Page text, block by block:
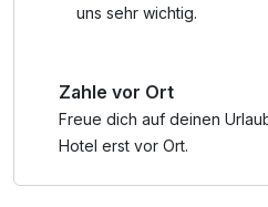
Energie zu tanken.
Gastfreundschaft und die
Hauses, das Ruhe und
Lassen Sie die Seele baumeln,
uns sehr wichtig.
Zahle vor Ort
Freue dich auf deinen
Hotel erst vor Ort.